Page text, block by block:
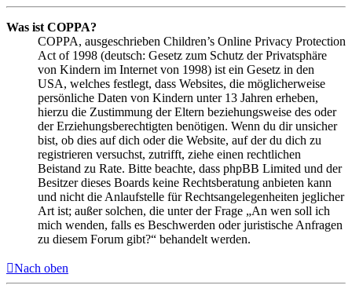
Was ist COPPA?
COPPA, ausgeschrieben Children’s Online Privacy Protection
Act of 1998 (deutsch: Gesetz zum Schutz der Privatsphäre
von Kindern im Internet von 1998) ist ein Gesetz in den
USA, welches festlegt, dass Websites, die möglicherweise
persönliche Daten von Kindern unter 13 Jahren erheben,
hierzu die Zustimmung der Eltern beziehungsweise des oder
der Erziehungsberechtigten benötigen. Wenn du dir unsicher
bist, ob dies auf dich oder die Website, auf der du dich zu
registrieren versuchst, zutrifft, ziehe einen rechtlichen
Beistand zu Rate. Bitte beachte, dass phpBB Limited und der
Besitzer dieses Boards keine Rechtsberatung anbieten kann
und nicht die Anlaufstelle für Rechtsangelegenheiten jeglicher
Art ist; außer solchen, die unter der Frage „An wen soll ich
mich wenden, falls es Beschwerden oder juristische Anfragen
zu diesem Forum gibt?“ behandelt werden.
Nach oben